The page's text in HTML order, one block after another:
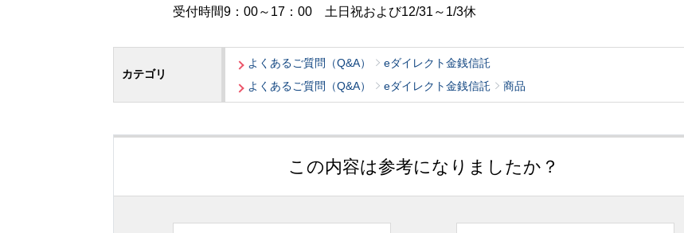
受付時間9：00～17：00 土日祝および12/31～1/3休
カテゴリ
よくあるご質問（Q&A）
eダイレクト金銭信託
よくあるご質問（Q&A）
eダイレクト金銭信託 商品
この内容は参考になりましたか？